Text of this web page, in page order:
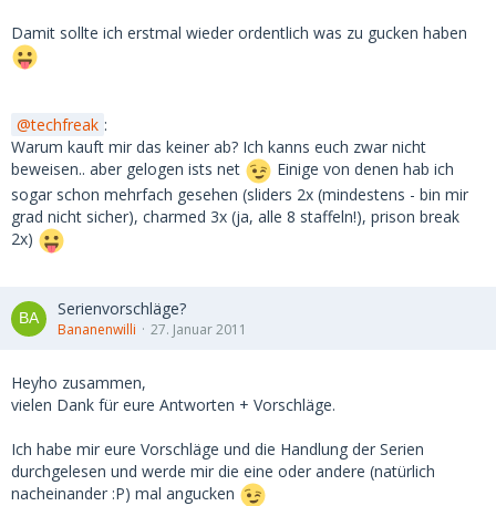
Damit sollte ich erstmal wieder ordentlich was zu gucken haben
techfreak :
Warum kauft mir das keiner ab? Ich kanns euch zwar nicht
beweisen.. aber gelogen ists net
Einige von denen hab ich
sogar schon mehrfach gesehen (sliders 2x (mindestens - bin mir
grad nicht sicher), charmed 3x (ja, alle 8 staffeln!), prison break
2x)
Serienvorschläge?
Bananenwilli 27. Januar 2011
Heyho zusammen,
vielen Dank für eure Antworten + Vorschläge.
Ich habe mir eure Vorschläge und die Handlung der Serien
durchgelesen und werde mir die eine oder andere (natürlich
nacheinander :P) mal angucken